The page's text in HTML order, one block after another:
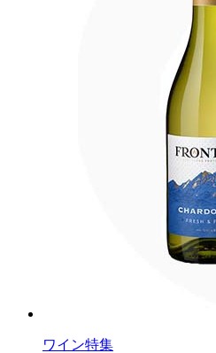
ワイン特集